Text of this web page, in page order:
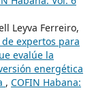
Leyva Ferreiro,
expertos para
evalúe la
energética
, COFIN Habana: